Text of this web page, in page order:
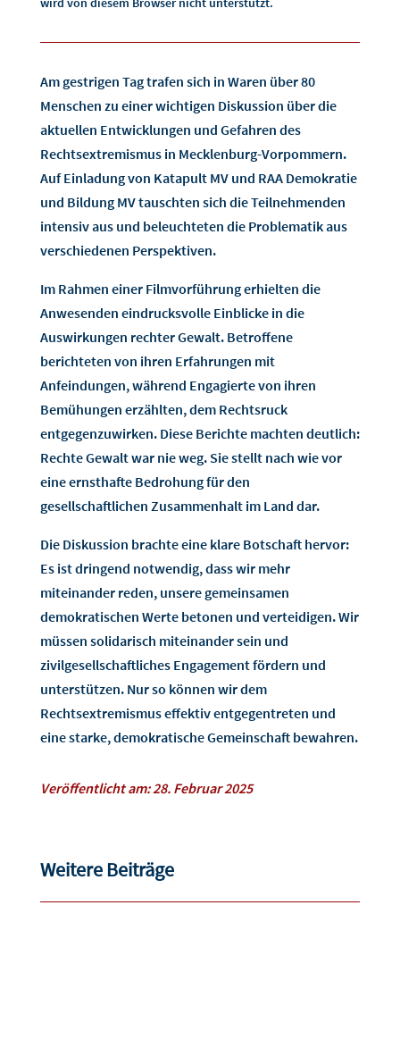
Am gestrigen Tag trafen sich in Waren über 80
Menschen zu einer wichtigen Diskussion über die
aktuellen Entwicklungen und Gefahren des
Rechtsextremismus in Mecklenburg-Vorpommern.
Auf Einladung von Katapult MV und RAA Demokratie
und Bildung MV tauschten sich die Teilnehmenden
intensiv aus und beleuchteten die Problematik aus
verschiedenen Perspektiven.
Im Rahmen einer Filmvorführung erhielten die
Anwesenden eindrucksvolle Einblicke in die
Auswirkungen rechter Gewalt. Betroffene
berichteten von ihren Erfahrungen mit
Anfeindungen, während Engagierte von ihren
Bemühungen erzählten, dem Rechtsruck
entgegenzuwirken. Diese Berichte machten deutlich:
Rechte Gewalt war nie weg. Sie stellt nach wie vor
eine ernsthafte Bedrohung für den
gesellschaftlichen Zusammenhalt im Land dar.
Die Diskussion brachte eine klare Botschaft hervor:
Es ist dringend notwendig, dass wir mehr
miteinander reden, unsere gemeinsamen
demokratischen Werte betonen und verteidigen. Wir
müssen solidarisch miteinander sein und
zivilgesellschaftliches Engagement fördern und
unterstützen. Nur so können wir dem
Rechtsextremismus effektiv entgegentreten und
eine starke, demokratische Gemeinschaft bewahren.
Veröffentlicht am: 28. Februar 2025
Weitere Beiträge